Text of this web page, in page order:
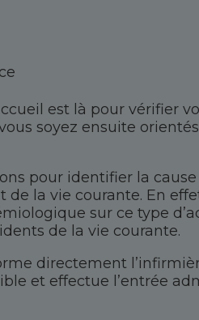
est là pour vérifier
soyez ensuite
pour identifier la
la vie courante. En
sur ce type
de la vie courante.
directement
et effectue l’entrée